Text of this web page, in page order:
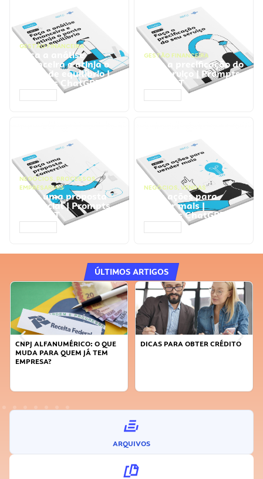
GESTÃO FINANCEIRA
Faça a análise
financeira e atinja o
ponto de equilíbrio |
Prompts ChatGPT
GESTÃO FINANCEIRA
Faça a precificação do
seu serviço | Prompts
ChatGPT
NEGÓCIOS, PROCESSOS
EMPRESARIAIS
Faça uma proposta
comercial | Prompts
ChatGPT
NEGÓCIOS, VENDAS
Faça ações para
vender mais |
Prompts ChatGPT
ÚLTIMOS ARTIGOS
CNPJ ALFANUMÉRICO: O QUE
MUDA PARA QUEM JÁ TEM
EMPRESA?
DICAS PARA OBTER CRÉDITO
ARQUIVOS